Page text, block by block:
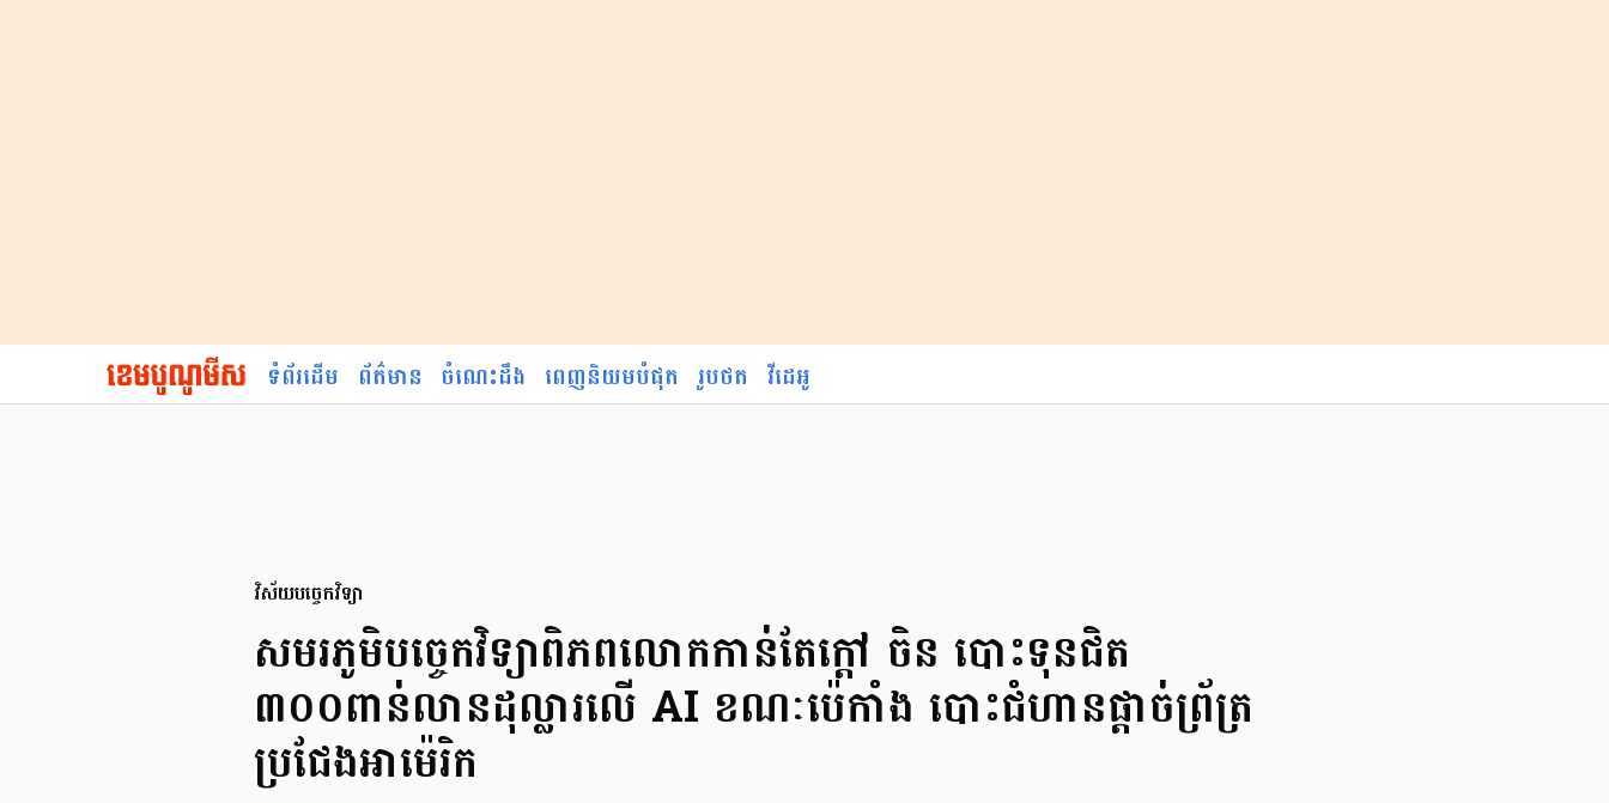
ទំព័រដើម ព័ត៌មាន ចំណេះដឹង ពេញនិយមបំផុត រូបថត វីដេអូ
វិស័យបច្ចេកវិទ្យា
សមរភូមិបច្ចេកវិទ្យាពិភពលោកកាន់តែក្តៅ ចិន បោះទុនជិត
៣០០ពាន់លានដុល្លារលើ AI ខណៈប៉េកាំង បោះជំហានផ្តាច់ព្រ័ត្រ
ប្រជែងអាម៉េរិក